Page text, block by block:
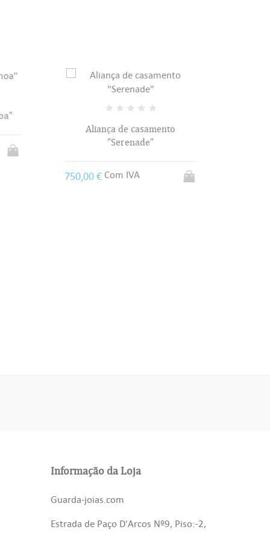
Aliança de casamento
"Serenade"
750,00 € Com IVA
Informação da Loja
Guarda-joias.com
Estrada de Paço D'Arcos Nº9, Piso:-2,